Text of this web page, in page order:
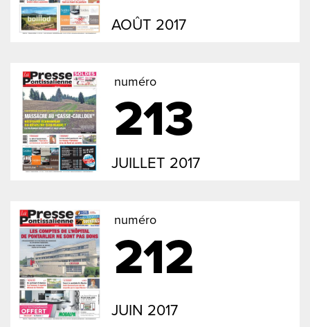
AOÛT 2017
JUILLET 2017
numéro
213
JUIN 2017
numéro
212